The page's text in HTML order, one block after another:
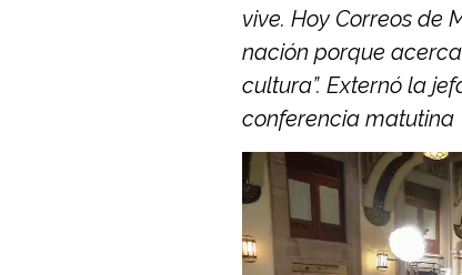
vive. Hoy Correos de
nación porque
cultura”. Externó la
conferencia matutina